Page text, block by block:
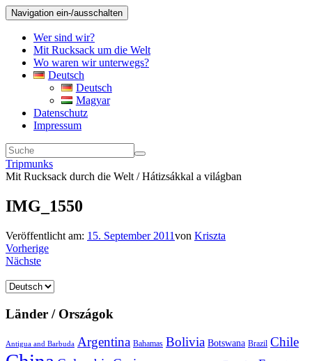
Navigation ein-/ausschalten
Wer sind wir?
Mit Rucksack um die Welt
Wo waren wir unterwegs?
Deutsch
Deutsch
Magyar
Datenschutz
Impressum
Tripmunks
Mit Rucksack durch die Welt / Hátizsákkal a világban
IMG_1550
Veröffentlicht am: 15. September 2011von Kriszta
Vorherige
Nächste
Sprache
Länder / Országok
Antigua and Barbuda Argentina Bahamas Bolivia Botswana Brazil Chile